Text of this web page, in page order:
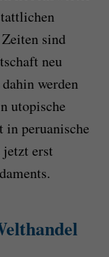
sind
neu
werden
utopische
in peruanische
jetzt erst